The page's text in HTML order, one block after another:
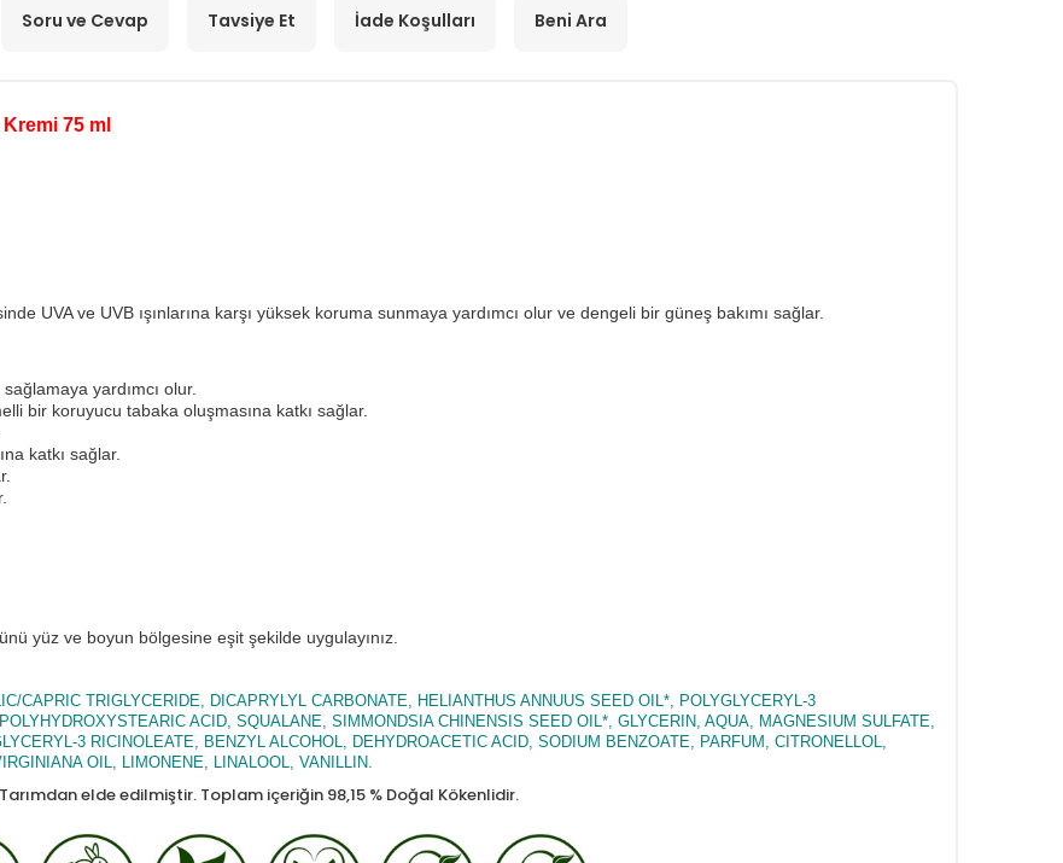
Soru ve Cevap Tavsiye Et İade Koşulları Beni Ara
75 ml
UVA ve UVB ışınlarına karşı yüksek koruma sunmaya yardımcı olur ve dengeli bir güneş bakımı sağlar.
yardımcı olur.
bir koruyucu tabaka oluşmasına katkı sağlar.
katkı sağlar.
yüz ve boyun bölgesine eşit şekilde uygulayınız.
CAPRIC TRIGLYCERIDE, DICAPRYLYL CARBONATE, HELIANTHUS ANNUUS SEED OIL*, POLYGLYCERYL-3
ACID, SQUALANE, SIMMONDSIA CHINENSIS SEED OIL*, GLYCERIN, AQUA, MAGNESIUM SULFATE,
3 RICINOLEATE, BENZYL ALCOHOL, DEHYDROACETIC ACID, SODIUM BENZOATE, PARFUM, CITRONELLOL,
OIL, LIMONENE, LINALOOL, VANILLIN.
elde edilmiştir. Toplam içeriğin 98,15 % Doğal Kökenlidir.